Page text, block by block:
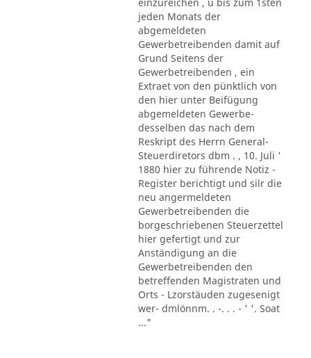
jeden Monats der
abgemeldeten
Gewerbetreibenden damit auf
Grund Seitens der
Gewerbetreibenden , ein
Extraet von den pünktlich von
den hier unter Beifügung
abgemeldeten Gewerbe-
desselben das nach dem
Reskript des Herrn General-
Steuerdiretors dbm . , 10. Juli '
1880 hier zu führende Notiz -
Register berichtigt und silr die
neu angermeldeten
Gewerbetreibenden die
borgeschriebenen Steuerzettel
hier gefertigt und zur
Anständigung an die
Gewerbetreibenden den
betreffenden Magistraten und
Orts - Lzorstäuden zugesenigt
wer- dmlönnm. . -. . . - ' '. Soat
..."